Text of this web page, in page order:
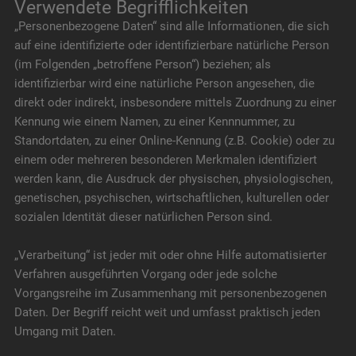
Verwendete Begrifflichkeiten
„Personenbezogene Daten“ sind alle Informationen, die sich
auf eine identifizierte oder identifizierbare natürliche Person
(im Folgenden „betroffene Person“) beziehen; als
identifizierbar wird eine natürliche Person angesehen, die
direkt oder indirekt, insbesondere mittels Zuordnung zu einer
Kennung wie einem Namen, zu einer Kennnummer, zu
Standortdaten, zu einer Online-Kennung (z.B. Cookie) oder zu
einem oder mehreren besonderen Merkmalen identifiziert
werden kann, die Ausdruck der physischen, physiologischen,
genetischen, psychischen, wirtschaftlichen, kulturellen oder
sozialen Identität dieser natürlichen Person sind.
„Verarbeitung“ ist jeder mit oder ohne Hilfe automatisierter
Verfahren ausgeführten Vorgang oder jede solche
Vorgangsreihe im Zusammenhang mit personenbezogenen
Daten. Der Begriff reicht weit und umfasst praktisch jeden
Umgang mit Daten.